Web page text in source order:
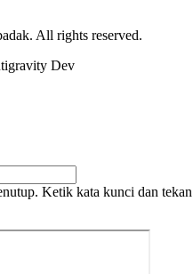
All rights reserved.
Dev
Ketik kata kunci dan tekan